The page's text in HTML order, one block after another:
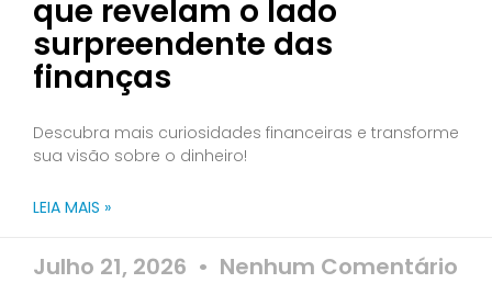
que revelam o lado
surpreendente das
finanças
Descubra mais curiosidades financeiras e transforme
sua visão sobre o dinheiro!
LEIA MAIS »
Julho 21, 2026 Nenhum Comentário